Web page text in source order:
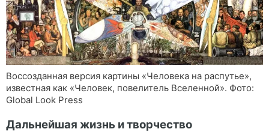
Воссозданная версия картины «Человека на распутье»,
известная как «Человек, повелитель Вселенной». Фото:
Global Look Press
Дальнейшая жизнь и творчество